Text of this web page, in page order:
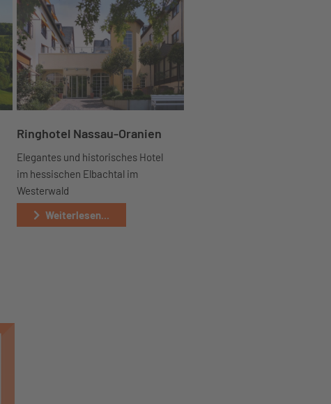
Ringhotel Nassau-Oranien
Elegantes und historisches Hotel
im hessischen Elbachtal im
Westerwald
Weiterlesen...